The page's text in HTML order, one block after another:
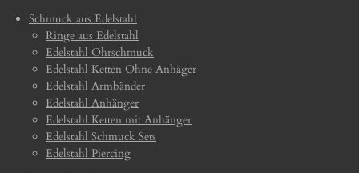
Schmuck aus Edelstahl
Ringe aus Edelstahl
Edelstahl Ohrschmuck
Edelstahl Ketten Ohne Anhäger
Edelstahl Armbänder
Edelstahl Anhänger
Edelstahl Ketten mit Anhänger
Edelstahl Schmuck Sets
Edelstahl Piercing